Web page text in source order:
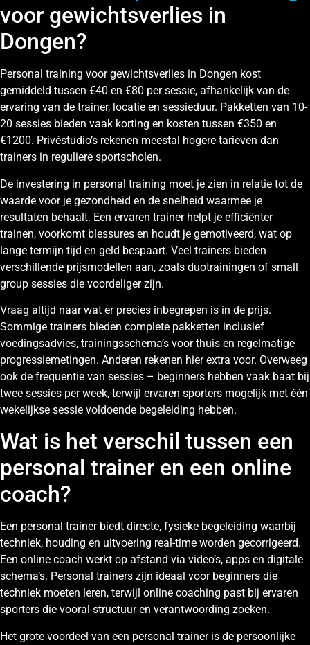
voor gewichtsverlies in
Dongen?
Personal training voor gewichtsverlies in Dongen kost
gemiddeld tussen €40 en €80 per sessie, afhankelijk van de
ervaring van de trainer, locatie en sessieduur. Pakketten van 10-
20 sessies bieden vaak korting en kosten tussen €350 en
€1200. Privéstudio’s rekenen meestal hogere tarieven dan
trainers in reguliere sportscholen.
De investering in personal training moet je zien in relatie tot de
waarde voor je gezondheid en de snelheid waarmee je
resultaten behaalt. Een ervaren trainer helpt je efficiënter
trainen, voorkomt blessures en houdt je gemotiveerd, wat op
lange termijn tijd en geld bespaart. Veel trainers bieden
verschillende prijsmodellen aan, zoals duotrainingen of small
group sessies die voordeliger zijn.
Vraag altijd naar wat er precies inbegrepen is in de prijs.
Sommige trainers bieden complete pakketten inclusief
voedingsadvies, trainingsschema’s voor thuis en regelmatige
progressiemetingen. Anderen rekenen hier extra voor. Overweeg
ook de frequentie van sessies – beginners hebben vaak baat bij
twee sessies per week, terwijl ervaren sporters mogelijk met één
wekelijkse sessie voldoende begeleiding hebben.
Wat is het verschil tussen een
personal trainer en een online
coach?
Een personal trainer biedt directe, fysieke begeleiding waarbij
techniek, houding en uitvoering real-time worden gecorrigeerd.
Een online coach werkt op afstand via video’s, apps en digitale
schema’s. Personal trainers zijn ideaal voor beginners die
techniek moeten leren, terwijl online coaching past bij ervaren
sporters die vooral structuur en verantwoording zoeken.
Het grote voordeel van een personal trainer is de persoonlijke